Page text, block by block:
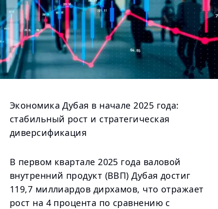
Экономика Дубая в начале 2025 года:
стабильный рост и стратегическая
диверсификация
В первом квартале 2025 года валовой
внутренний продукт (ВВП) Дубая достиг
119,7 миллиардов дирхамов, что отражает
рост на 4 процента по сравнению с